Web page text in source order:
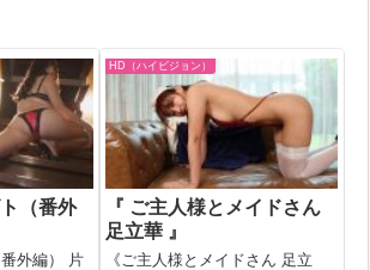
（番外
番外編） 片
HD（ハイビジョン）
『 ご主人様とメイドさん
足立華 』
《ご主人様とメイドさん 足立